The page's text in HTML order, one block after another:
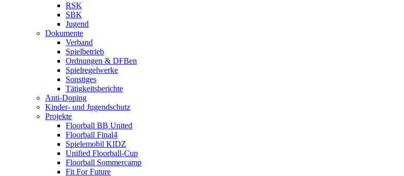
RSK
SBK
Jugend
Dokumente
Verband
Spielbetrieb
Ordnungen & DFBen
Spielregelwerke
Sonstiges
Tätigkeitsberichte
Anti-Doping
Kinder- und Jugendschutz
Projekte
Floorball BB United
Floorball Final4
Spielemobil KIDZ
Unified Floorball-Cup
Floorball Sommercamp
Fit For Future